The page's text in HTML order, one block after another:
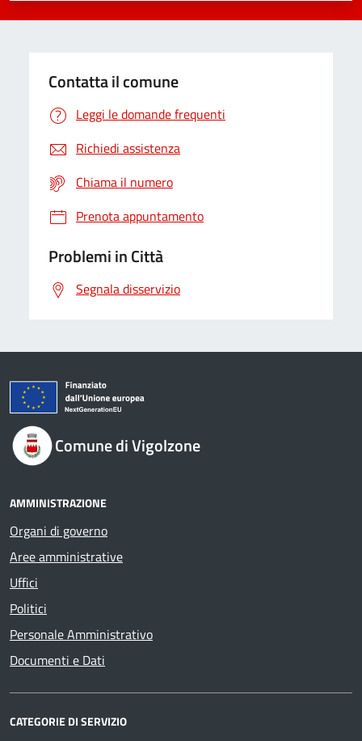
Contatta il comune
Leggi le domande frequenti
Richiedi assistenza
Chiama il numero
Prenota appuntamento
Problemi in Città
Segnala disservizio
Comune di Vigolzone
AMMINISTRAZIONE
Organi di governo
Aree amministrative
Uffici
Politici
Personale Amministrativo
Documenti e Dati
CATEGORIE DI SERVIZIO